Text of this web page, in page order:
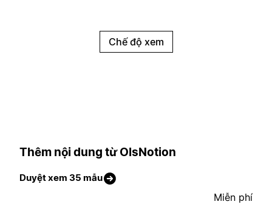
Chế độ xem
Thêm nội dung từ OlsNotion
Duyệt xem 35 mẫu
Miễn phí